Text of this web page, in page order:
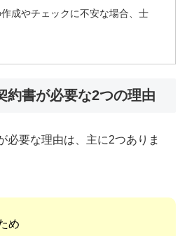
作成やチェックに不安な場合、士
約書が必要な2つの理由
必要な理由は、主に2つありま
め